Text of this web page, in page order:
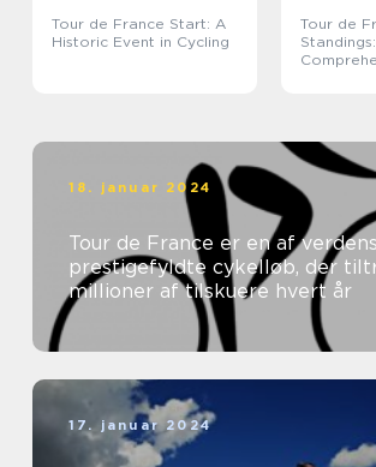
Tour de France Start: A
Historic Event in Cycling
Tour de
18. januar 2024
Tour de France er en af
prestigefyldte cykelløb, der
millioner af tilskuere hvert år
17. januar 2024